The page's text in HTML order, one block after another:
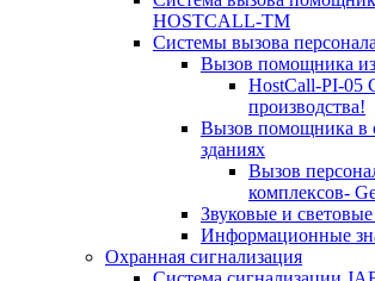
HOSTCALL-TM
Системы вызова персонала
Вызов помощника из
HostCall-PI-05
производства!
Вызов помощника в
зданиях
Вызов
комплексов-
Звуковые и
Информационные
Охранная сигнализация